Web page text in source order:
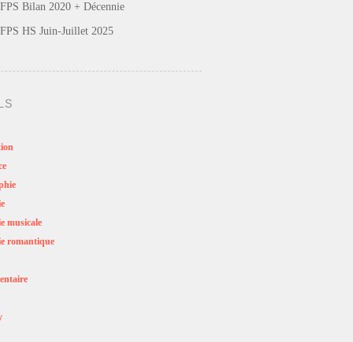
Bilan 2020 + Décennie
HS Juin-Juillet 2025
musicale
romantique